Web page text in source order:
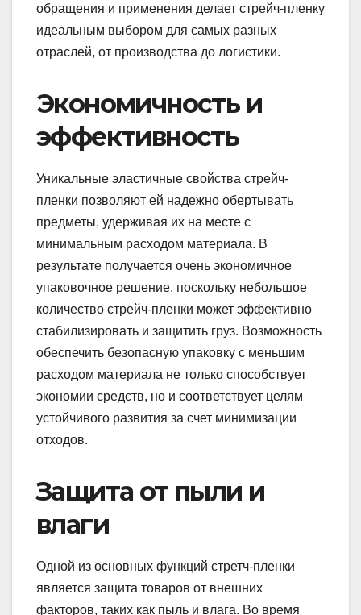
обращения и применения делает стрейч-пленку
идеальным выбором для самых разных
отраслей, от производства до логистики.
Экономичность и
эффективность
Уникальные эластичные свойства стрейч-
пленки позволяют ей надежно обертывать
предметы, удерживая их на месте с
минимальным расходом материала. В
результате получается очень экономичное
упаковочное решение, поскольку небольшое
количество стрейч-пленки может эффективно
стабилизировать и защитить груз. Возможность
обеспечить безопасную упаковку с меньшим
расходом материала не только способствует
экономии средств, но и соответствует целям
устойчивого развития за счет минимизации
отходов.
Защита от пыли и
влаги
Одной из основных функций стретч-пленки
является защита товаров от внешних
факторов, таких как пыль и влага. Во время